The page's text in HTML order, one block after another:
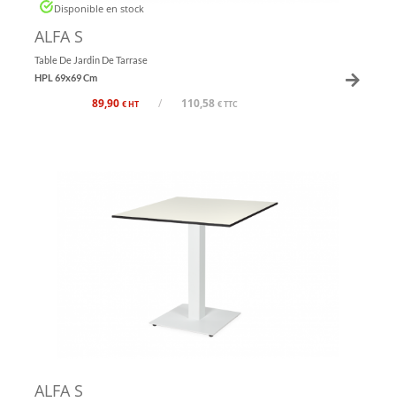
Disponible en stock
ALFA S
Table De Jardin De Tarrase
HPL 69x69 Cm
89,90 € HT / 110,58 € TTC
ALFA S